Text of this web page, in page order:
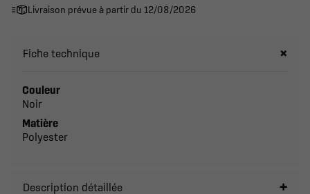
Livraison prévue à partir du 12/08/2026
Fiche technique
Couleur
Noir
Matière
Polyester
Description détaillée